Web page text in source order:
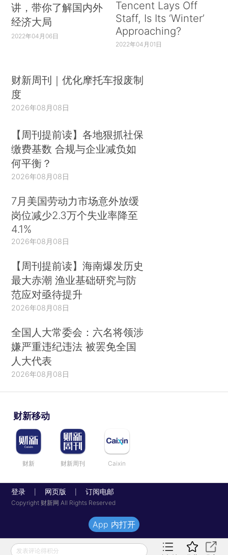
讲，带你了解国内外
经济大局
2022年04月06日
Tencent Lays Off
Staff, Is Its ‘Winter’
Approaching?
2022年04月01日
财新周刊｜优化摩托车报废制
度
2026年08月08日
【周刊提前读】各地狠抓社保
缴费基数 合规与企业减负如
何平衡？
2026年08月08日
7月美国劳动力市场意外放缓
岗位减少2.3万个失业率降至
4.1%
2026年08月08日
【周刊提前读】海南爆发历史
最大赤潮 渔业基础研究与防
范应对亟待提升
2026年08月08日
全国人大常委会：六名将领涉
嫌严重违纪违法 被罢免全国
人大代表
2026年08月08日
财新移动
财新 财新周刊 Caixin
登录 网页版 订阅电邮
Copyright 财新网 All Rights Reserved
发表评论得积分
App 内打开